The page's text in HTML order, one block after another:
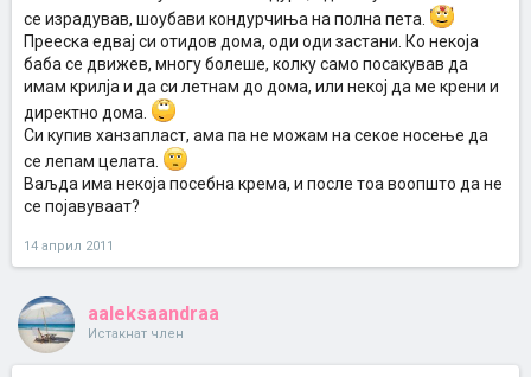
се израдував, шоубави кондурчиња на полна пета.
Прееска едвај си отидов дома, оди оди застани. Ко некоја
баба се движев, многу болеше, колку само посакував да
имам крилја и да си летнам до дома, или некој да ме крени и
директно дома.
Си купив ханзапласт, ама па не можам на секое носење да
се лепам целата.
Ваљда има некоја посебна крема, и после тоа воопшто да не
се појавуваат?
14 април 2011
aaleksaandraa
Истакнат член